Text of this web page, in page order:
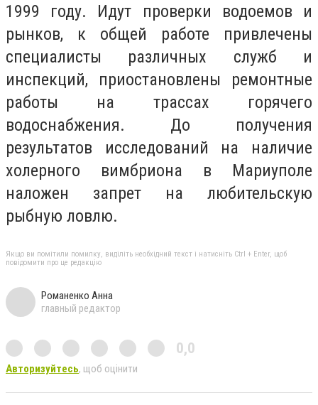
1999 году. Идут проверки водоемов и
рынков, к общей работе привлечены
специалисты различных служб и
инспекций, приостановлены ремонтные
работы на трассах горячего
водоснабжения. До получения
результатов исследований на наличие
холерного вимбриона в Мариуполе
наложен запрет на любительскую
рыбную ловлю.
Якщо ви помітили помилку, виділіть необхідний текст і натисніть Ctrl + Enter, щоб
повідомити про це редакцію
Романенко Анна
главный редактор
0,0
Авторизуйтесь, щоб оцінити